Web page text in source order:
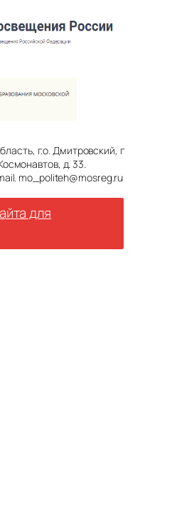
г.о. Дмитровский, г
д. 33.
mo_politeh@mosreg.ru
для